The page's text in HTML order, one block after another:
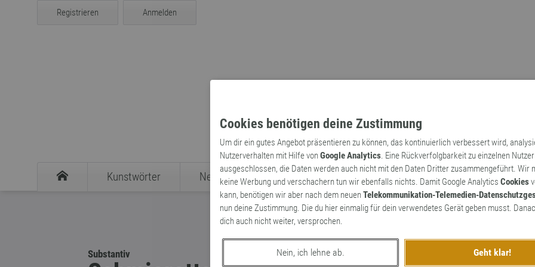
Cookies benötigen deine Zustimmung
Um dir ein gutes Angebot präsentieren zu können, das kontinuierlich verbessert wird,
Nutzerverhalten mit Hilfe vonGoogle Analytics. Eine Rückverfolgbarkeit zu einzelnen
ausgeschlossen, die Daten werden auch nicht mit den Daten Dritter zusammengeführt. Wir
keine Werbung und verschachern tun wir ebenfalls nichts. Damit Google Analytics Cookies
kann, benötigen wir aber nach dem neuenTelekommunikation-Telemedien-
nun deine Zustimmung. Die du hier einmalig für dein verwendetes Gerät geben musst.
dich auch nicht weiter, versprochen.
Nein, ich lehne ab. Geht klar!
Registrieren Anmelden
Kunstwörter Neologismen Archaismen Markennamen
Substantiv